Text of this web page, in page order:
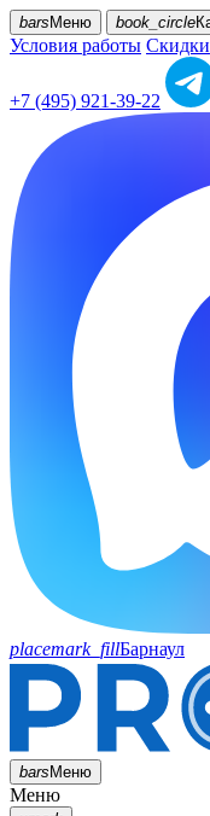
bars Меню book_circle
Условия работы Скидки
+7 (495) 921-39-22
placemark_fillБарнаул
barsМеню
Меню